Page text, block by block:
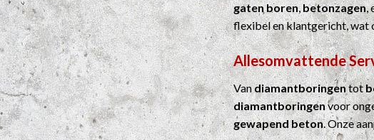
gaten boren,betonzagen,
flexibel en klantgericht, wat
Allesomvattende
Vandiamantboringentot
diamantboringenvoor
gewapend beton. Onze